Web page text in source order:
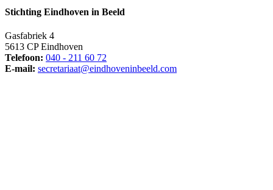
Stichting Eindhoven in Beeld
Gasfabriek 4
5613 CP Eindhoven
Telefoon: 040 - 211 60 72
E-mail: secretariaat@eindhoveninbeeld.com